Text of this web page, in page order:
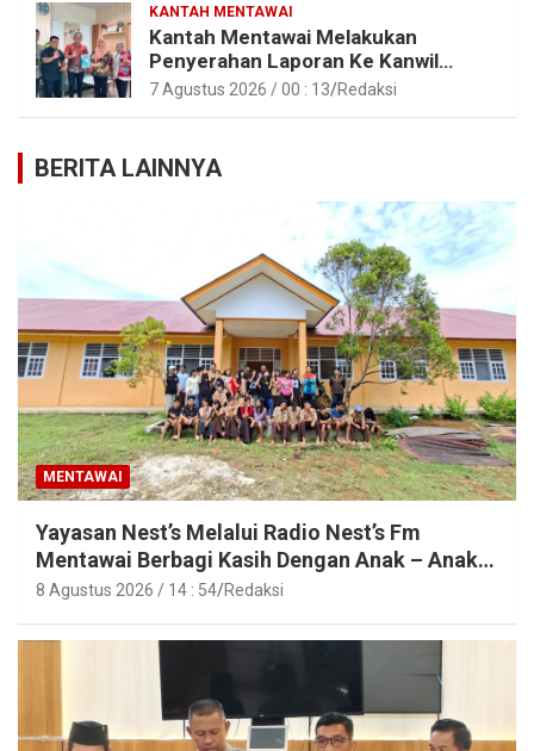
KANTAH MENTAWAI
Kantah Mentawai Melakukan
Penyerahan Laporan Ke Kanwil
Kemen ATR/BPN RI Sumbar
7 Agustus 2026 / 00 : 13 Redaksi
BERITA LAINNYA
MENTAWAI
Yayasan Nest’s Melalui Radio Nest’s Fm
Mentawai Berbagi Kasih Dengan Anak – Anak
Asrama SMAN 2 Sipora
8 Agustus 2026 / 14 : 54 Redaksi